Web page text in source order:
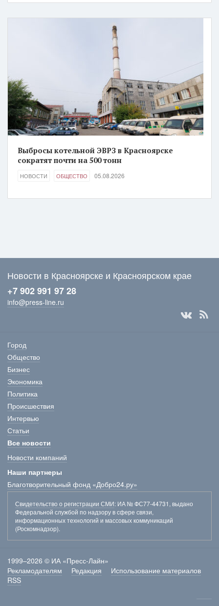
Выбросы котельной ЭВРЗ в Красноярске
сократят почти на 500 тонн
НОВОСТИ ОБЩЕСТВО 05.08.2026
Новости в Красноярске и Красноярском крае
+7 902 991 97 28
info@press-line.ru
Город
Общество
Бизнес
Экономика
Политика
Происшествия
Интервью
Статьи
Все новости
Новости компаний
Наши партнеры
Благотворительный фонд «Добро24.ру»
Свидетельство о регистрации СМИ: ИА № ФС77-44731, выдано
Федеральной службой по надзору в сфере связи,
информационных технологий и массовых коммуникаций
(Роскомнадзор).
1999–2026 © ИА «Пресс-Лайн»
Рекламодателям
Редакция
Использование материалов
RSS